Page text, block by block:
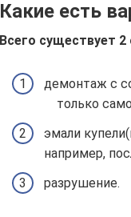
Какие есть
Всего существует
демонтаж с
только
эмали
например,
разрушение.